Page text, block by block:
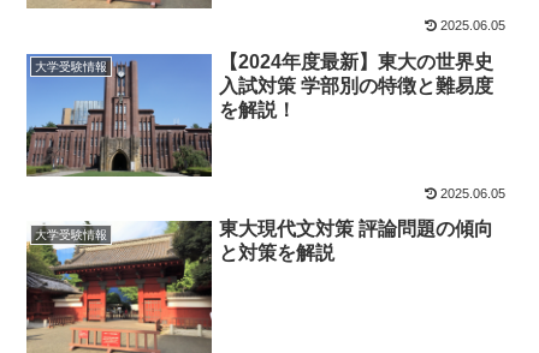
2025.06.05
大学受験情報
【2024年度最新】東大の世界史
入試対策 学部別の特徴と難易度
を解説！
2025.06.05
大学受験情報
東大現代文対策 評論問題の傾向
と対策を解説